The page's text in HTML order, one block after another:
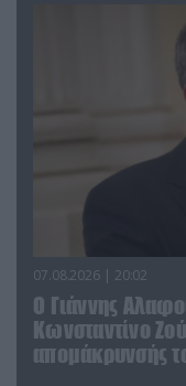
07.08.2026 | 20:02
Ο Γιάννης
Κωνσταντίνο
απομάκρυνσής